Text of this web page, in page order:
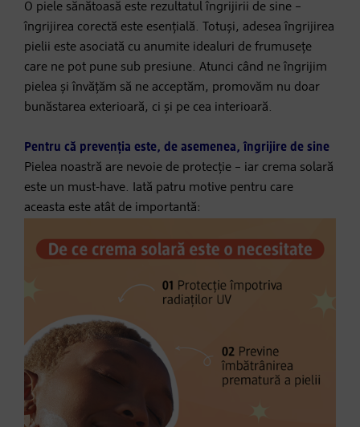
O piele sănătoasă este rezultatul îngrijirii de sine –
îngrijirea corectă este esențială. Totuși, adesea îngrijirea
pielii este asociată cu anumite idealuri de frumusețe
care ne pot pune sub presiune. Atunci când ne îngrijim
pielea și învățăm să ne acceptăm, promovăm nu doar
bunăstarea exterioară, ci și pe cea interioară.
Pentru că prevenția este, de asemenea, îngrijire de sine
Pielea noastră are nevoie de protecție – iar crema solară
este un must-have. Iată patru motive pentru care
aceasta este atât de importantă: